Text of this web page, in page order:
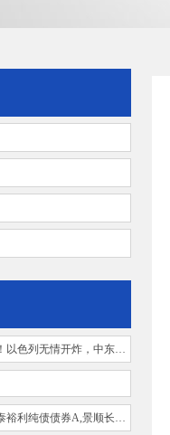
105死380伤！以色列无情开炸，中东国家终于醒悟：再不联手就晚了
景顺长城景泰裕利纯债债券A,景顺长城景泰裕利纯债债券C: 关于景顺长城景泰裕利纯债债券型证券投资基金